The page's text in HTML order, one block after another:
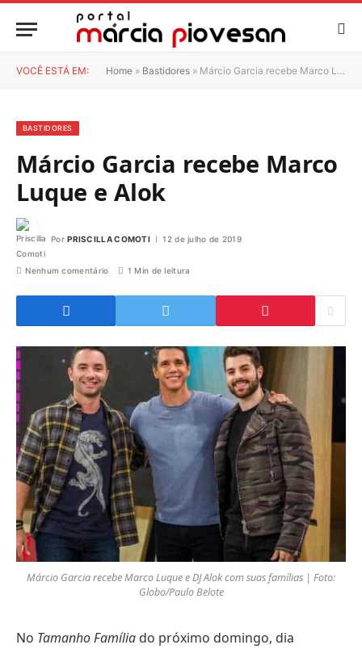
VOCÊ ESTÁ EM: Home » Bastidores » Márcio Garcia recebe Marco Luque e Alok
BASTIDORES
Márcio Garcia recebe Marco
Luque e Alok
Por PRISCILLA COMOTI 12 de julho de 2019
Nenhum comentário 1 Min de leitura
Márcio Garcia recebe Marco Luque e DJ Alok com suas famílias | Foto:
Globo/Paulo Belote
No Tamanho Família do próximo domingo, dia